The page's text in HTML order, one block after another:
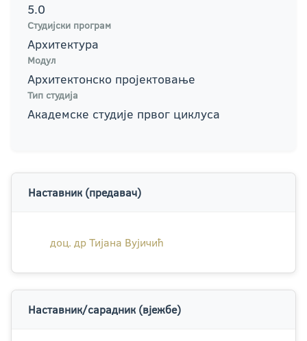
5.0
Студијски програм
Архитектура
Модул
Архитектонско пројектовање
Тип студија
Академске студије првог циклуса
Наставник (предавач)
доц. др Тијана Вујичић
Наставник/сарадник (вјежбе)